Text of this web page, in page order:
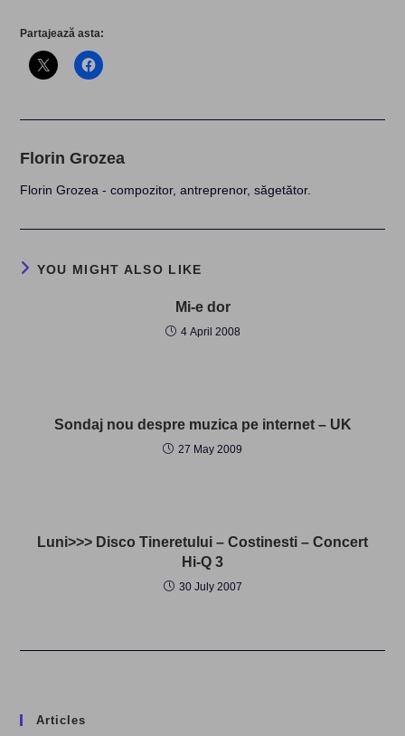
Partajează asta:
Florin Grozea
Florin Grozea - compozitor, antreprenor, săgetător.
YOU MIGHT ALSO LIKE
Mi-e dor
4 April 2008
Sondaj nou despre muzica pe internet – UK
27 May 2009
Luni>>> Disco Tineretului – Costinesti – Concert
Hi-Q 3
30 July 2007
Articles